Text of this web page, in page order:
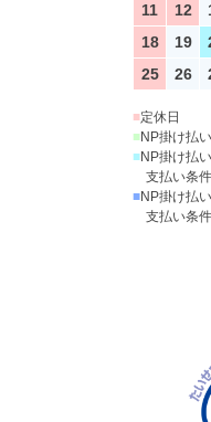
11
12
18
19
25
26
■定休日
■NP掛け払
■NP掛け払
支払い条
■NP掛け払
支払い条